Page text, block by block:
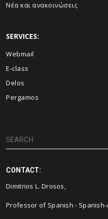
Νέα και ανακοινώσεις
SERVICES:
Webmail
E-class
Delos
Pergamos
CONTACT:
Dimitrios L. Drosos,
Professor of Spanish -